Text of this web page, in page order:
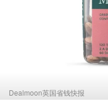
Dealmoon英国省钱快报